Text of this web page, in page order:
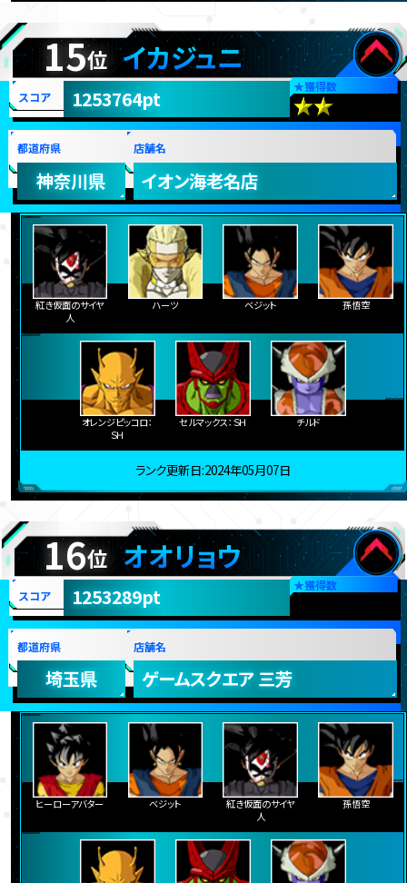
15位 イカジュニ
★獲得数
スコア 1253764pt
都道府県
神奈川県
店舗名
イオン海老名店
紅き仮面のサイヤ
人
ハーツ ベジット 孫悟空
オレンジピッコロ：
ＳＨ
セルマックス：ＳＨ チルド
ランク更新日:2024年05月07日
16位 オオリョウ
★獲得数
スコア 1253289pt
都道府県
埼玉県
店舗名
ゲームスクエア 三芳
ヒーローアバター ベジット
紅き仮面のサイヤ
人
孫悟空